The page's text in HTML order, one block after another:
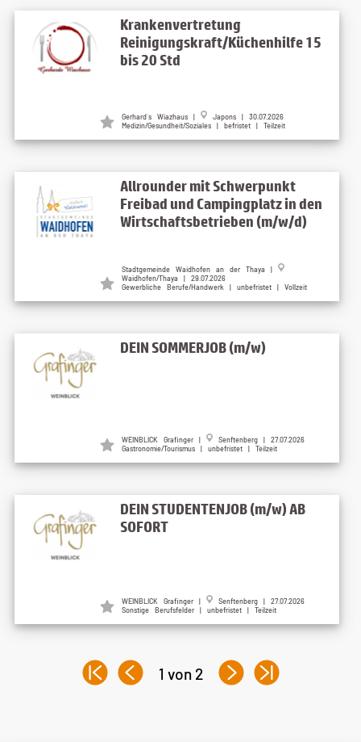
Krankenvertretung
Reinigungskraft/Küchenhilfe 15
bis 20 Std
Gerhard`s Wiazhaus |
Japons | 30.07.2026
Medizin/Gesundheit/Soziales | befristet | Teilzeit
Allrounder mit Schwerpunkt
Freibad und Campingplatz in den
Wirtschaftsbetrieben (m/w/d)
Stadtgemeinde Waidhofen an der Thaya |
Waidhofen/Thaya | 29.07.2026
Gewerbliche Berufe/Handwerk | unbefristet | Vollzeit
DEIN SOMMERJOB (m/w)
WEINBLICK Grafinger |
Senftenberg | 27.07.2026
Gastronomie/Tourismus | unbefristet | Teilzeit
DEIN STUDENTENJOB (m/w) AB
SOFORT
WEINBLICK Grafinger |
Senftenberg | 27.07.2026
Sonstige Berufsfelder | unbefristet | Teilzeit
1 von 2